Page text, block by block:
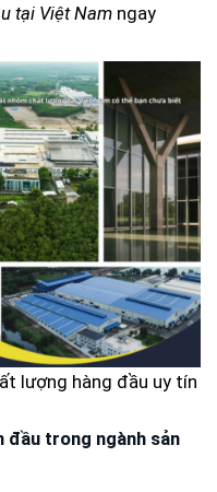
tại Việt Nam ngay
lượng hàng đầu uy tín
đầu trong ngành sản